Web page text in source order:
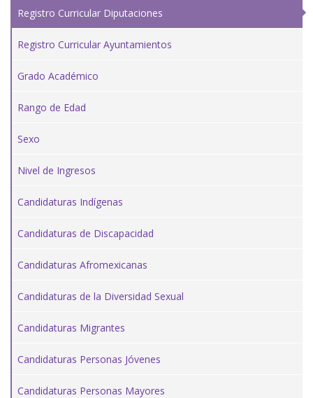
Registro Curricular Diputaciones
Registro Curricular Ayuntamientos
Grado Académico
Rango de Edad
Sexo
Nivel de Ingresos
Candidaturas Indígenas
Candidaturas de Discapacidad
Candidaturas Afromexicanas
Candidaturas de la Diversidad Sexual
Candidaturas Migrantes
Candidaturas Personas Jóvenes
Candidaturas Personas Mayores